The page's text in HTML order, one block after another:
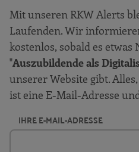
Mit unseren RKW Alerts
Laufenden. Wir
kostenlos, sobald es etwas
"Auszubildende als
unserer Website gibt.
ist eine E-Mail-Adresse
IHRE E-MAIL-ADRESSE